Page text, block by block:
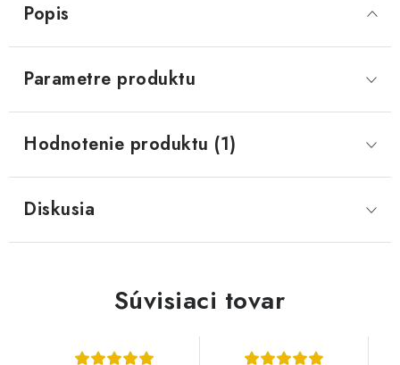
Popis
Parametre produktu
Hodnotenie produktu (1)
Diskusia
Súvisiaci tovar